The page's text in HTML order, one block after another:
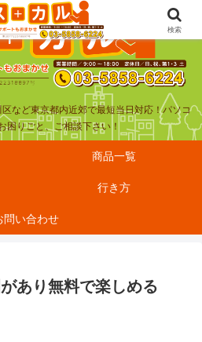
など東京都内近郊で最短当日対応！パソコ
困りごと、ご相談下さい！
商品一覧
行き方
問い合わせ
あり無料で楽しめる
検索